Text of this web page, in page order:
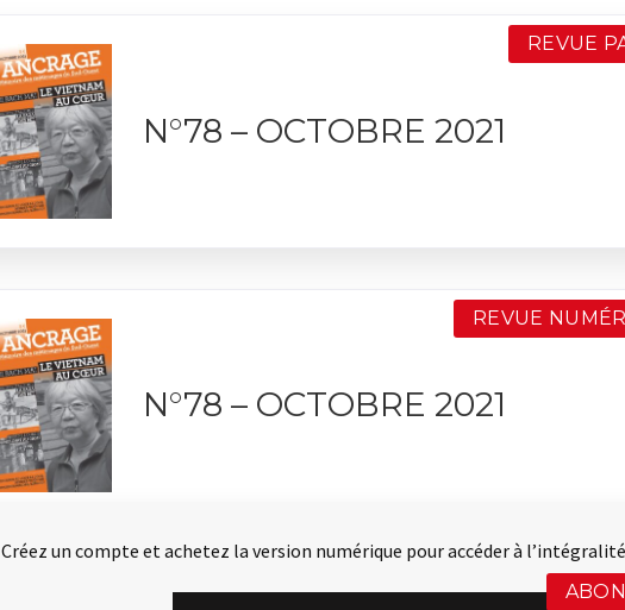
REVUE
N°78 – OCTOBRE 2021
REVUE
N°78 – OCTOBRE 2021
Créez un compte et achetez la version numérique pour accéder à